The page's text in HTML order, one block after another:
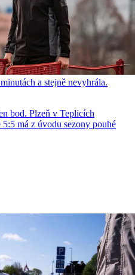
a stejně nevyhrála.
bod. Plzeň v Teplicích
má z úvodu sezony pouhé